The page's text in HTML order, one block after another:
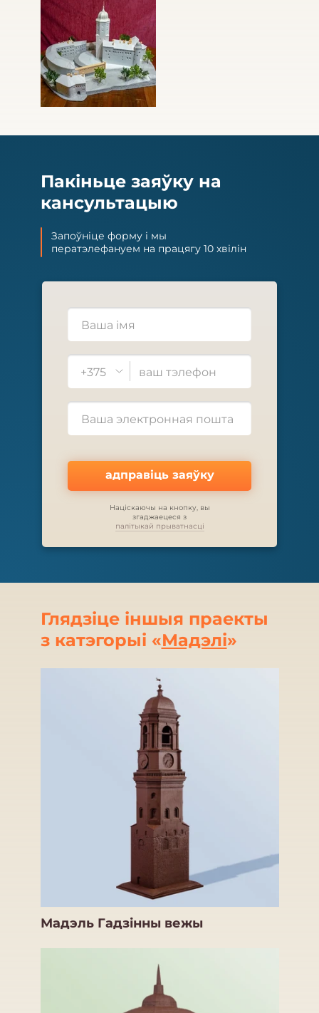
Пакіньце заяўку на
кансультацыю
Запоўніце форму і мы
ператэлефануем на працягу 10 хвілін
+375
адправіць заяўку
Націскаючы на кнопку, вы
згаджаецеся з
палітыкай прыватнасці
Глядзіце іншыя праекты
з катэгорыі «Мадэлі»
Мадэль Гадзінны вежы